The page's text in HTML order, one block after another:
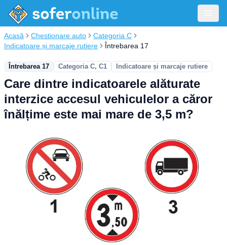
Acasă Chestionare auto
Categoria C
Indicatoare și marcaje rutiere
Întrebarea 17
Întrebarea 17 Categoria C, C1 Indicatoare și marcaje rutiere
Care dintre indicatoarele alăturate
interzice accesul vehiculelor a căror
înălțime este mai mare de 3,5 m?